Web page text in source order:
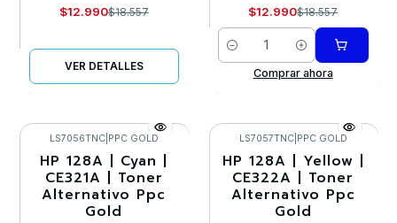
$12.990$18.557
VER DETALLES
$12.990$18.557
Cantidad
Comprar ahora
-30%
Agotado
LS7056TNC| PPC GOLD
HP 128A | Cyan |
CE321A | Toner
Alternativo Ppc
Gold
-30%
Agotado
LS7057TNC| PPC GOLD
HP 128A | Yellow |
CE322A | Toner
Alternativo Ppc
Gold